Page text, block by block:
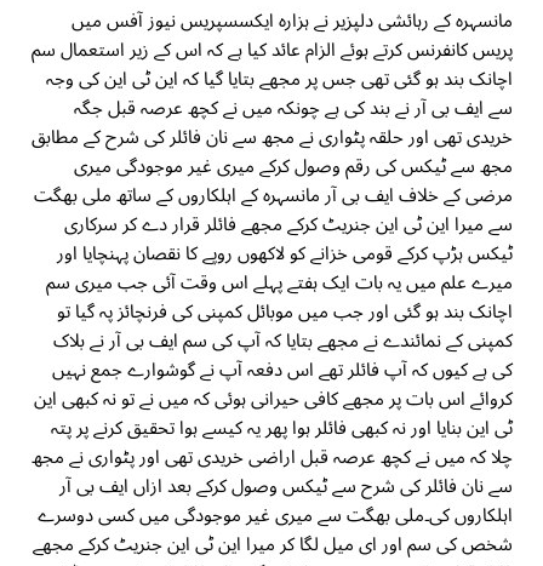
مانسہرہ کے رہائشی دلپزیر نے ہزارہ ایکسسپریس نیوز آفس میں
پریس کانفرنس کرتے ہوئے الزام عائد کیا ہے کہ اس کے زیر استعمال سم
اچانک بند ہو گئی تھی جس پر مجھے بتایا گیا کہ این ٹی این کی وجہ
سے ایف بی آر نے بند کی ہے چونکہ میں نے کچھ عرصہ قبل جگہ
خریدی تھی اور حلقہ پٹواری نے مجھ سے نان فائلر کی شرح کے مطابق
مجھ سے ٹیکس کی رقم وصول کرکے میری غیر موجودگی میری
مرضی کے خلاف ایف بی آر مانسہرہ کے اہلکاروں کے ساتھ ملی بھگت
سے میرا این ٹی این جنریٹ کرکے مجھے فائلر قرار دے کر سرکاری
ٹیکس ہڑپ کرکے قومی خزانے کو لاکھوں روپے کا نقصان پہنچایا اور
میرے علم میں یہ بات ایک ہفتے پہلے اس وقت آئی جب میری سم
اچانک بند ہو گئی اور جب میں موبائل کمپنی کی فرنچائز پہ گیا تو
کمپنی کے نمائندے نے مجھے بتایا کہ آپ کی سم ایف بی آر نے بلاک
کی ہے کیوں کہ آپ فائلر تھے اس دفعہ آپ نے گوشوارے جمع نہیں
کروائے اس بات پر مجھے کافی حیرانی ہوئی کہ میں نے تو نہ کبھی این
ٹی این بنایا اور نہ کبھی فائلر ہوا پھر یہ کیسے ہوا تحقیق کرنے پر پتہ
چلا کہ میں نے کچھ عرصہ قبل اراضی خریدی تھی اور پٹواری نے مجھ
سے نان فائلر کی شرح سے ٹیکس وصول کرکے بعد ازاں ایف بی آر
اہلکاروں کی۔ملی بھگت سے میری غیر موجودگی میں کسی دوسرے
شخص کی سم اور ای میل لگا کر میرا این ٹی این جنریٹ کرکے مجھے